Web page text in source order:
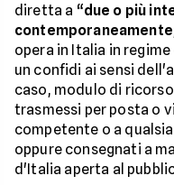
diretta a “due o più
contemporaneamente
opera in Italia in
un confidi ai sensi
caso, modulo di
trasmessi per posta o
competente o a
oppure consegnati a
d'Italia aperta al